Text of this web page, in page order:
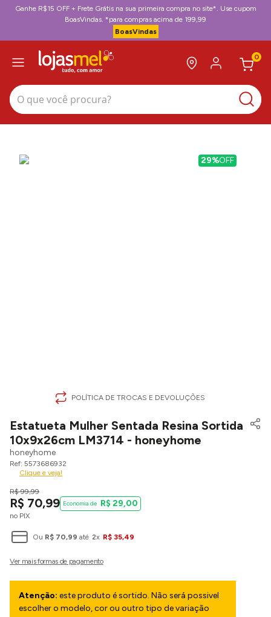
Ganhe R$15 OFF + Frete Grátis na sua primeira compra no site*. Use cupom
BoasVindas. *para compras acima de 199,99
BoasVindas
0
O que você procura?
29%OFF
POLÍTICA DE TROCAS E DEVOLUÇÕES
Estatueta Mulher Sentada Resina Sortida
10x9x26cm LM3714 - honeyhome
honeyhome
5573686932
Clique e veja!
R$ 99,99
R$ 70,99
no PIX
R$ 29,00
Ou R$ 70,99 até 2x R$ 35,49
Atenção: este produto é sortido. Não será possivel
escolher o modelo, cor ou outro tipo de variação